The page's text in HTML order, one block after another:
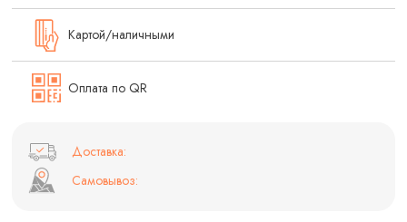
Картой/наличными
Оплата по QR
Доставка:
Самовывоз: